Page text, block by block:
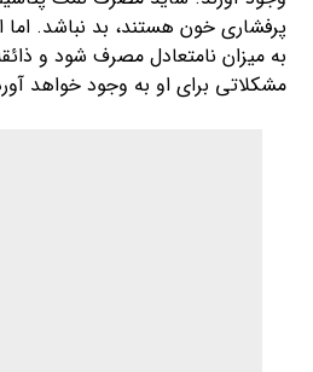
پرفشاری خون هستند، بد نباشد.
به میزان نامتعادل مصرف شود و
مشکلاتی برای او به وجود خواهد